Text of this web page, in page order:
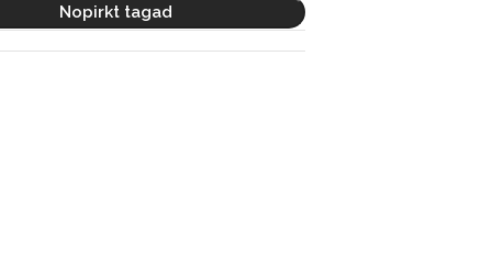
Nopirkt tagad